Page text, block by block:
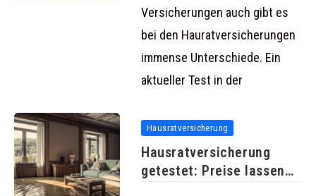
Versicherungen auch gibt es
bei den Hauratversicherungen
immense Unterschiede. Ein
aktueller Test in der
Hausratversicherung
Hausratversicherung
getestet: Preise lassen